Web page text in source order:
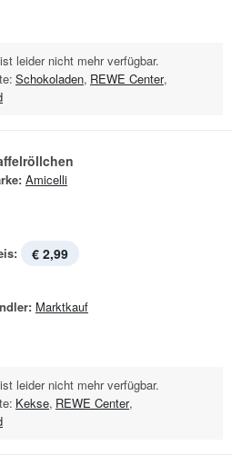
leider nicht mehr verfügbar.
Schokoladen, REWE Center,
Amicelli
€ 2,99
Marktkauf
leider nicht mehr verfügbar.
Kekse, REWE Center,